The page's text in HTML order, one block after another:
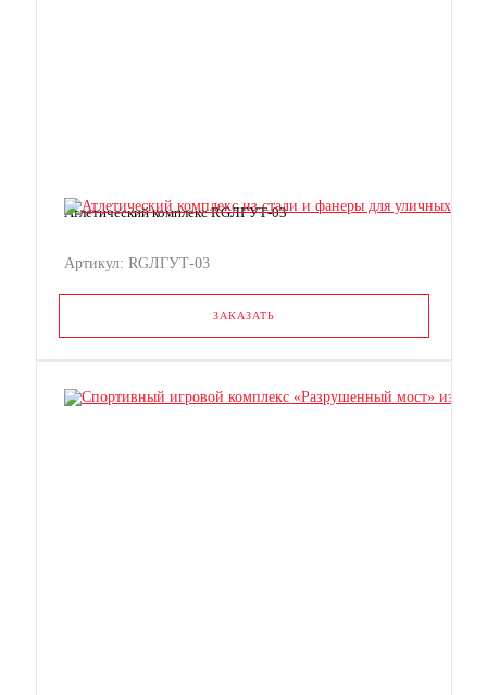
Атлетический комплекс RGЛГУТ-03
Артикул: RGЛГУТ-03
ЗАКАЗАТЬ